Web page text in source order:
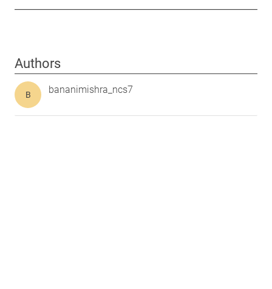
Authors
B bananimishra_ncs7